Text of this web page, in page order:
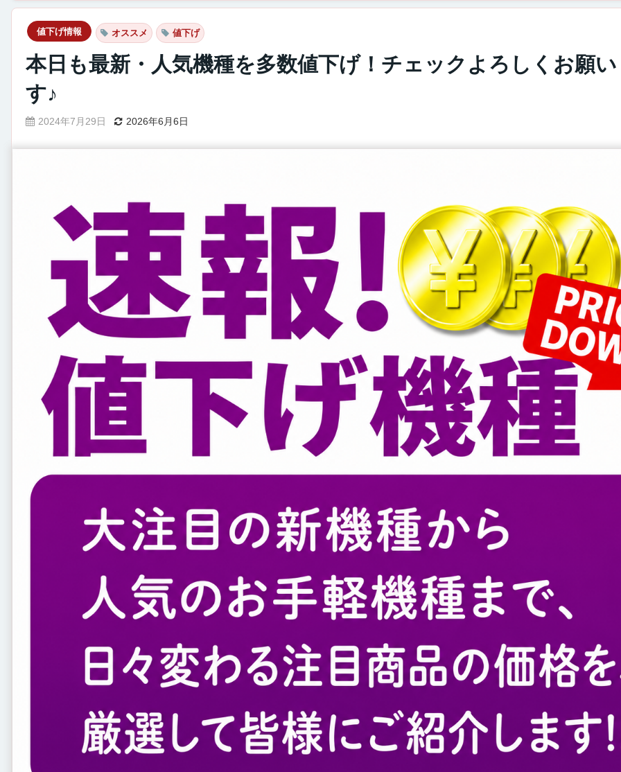
値下げ情報 オススメ 値下げ
本日も最新・人気機種を多数値下げ！チェックよろしくお願
す♪
2024年7月29日 2026年6月6日